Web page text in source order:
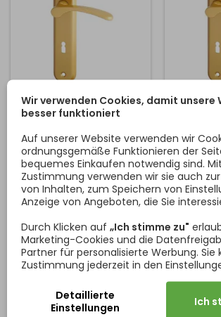
SCHILDTÜRKLINKE
ECONOM 72 / GOLD
Klassischer Türbeschlag für
den Innenbereich - ovaler
Türgriff. Lackierte
Ausführung. Teilung 72 mm.
Der Griff ist mit dem Schild
verbunden. Ohne
Rückholfeder und
Verdrehschutzdorne. Die
Schilder werden von oben
an die Tür geschraubt.
Material für die Montage
des Griffs im Lieferumfang
des Drückers ist je nach
Hersteller...
Preis
10,40 €
den
Der Griff
Schilder
an die
Material
des Griffs
enthalten.
des
Wir verwenden Cookies, damit unsere
besser funktioniert
Auf unserer Website verwenden wir
ordnungsgemäße Funktionieren der
bequemes Einkaufen notwendig sind.
Zustimmung verwenden wir sie auch
von Inhalten, zum Speichern von
Anzeige von Angeboten, die Sie
Durch Klicken auf „Ich stimme zu"
Marketing-Cookies und die
Partner für personalisierte Werbung. Sie
Zustimmung jederzeit in den
Detaillierte
Einstellungen
Ich